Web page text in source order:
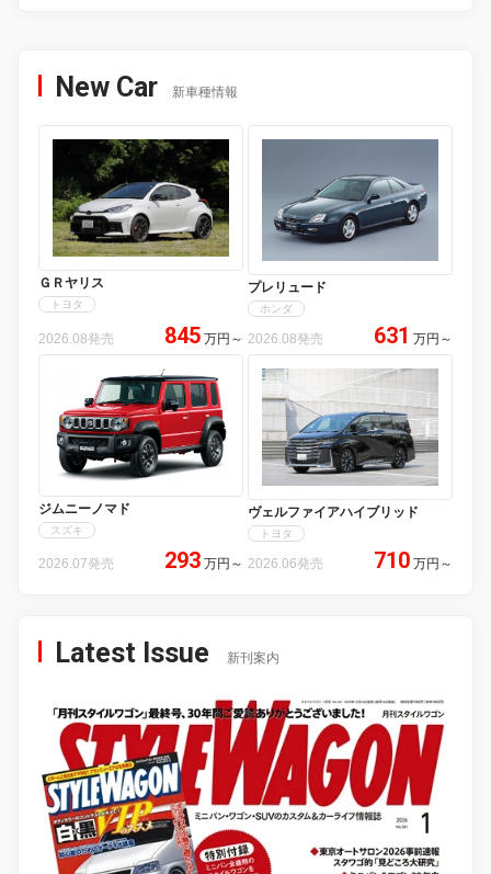
New Car 新車種情報
ＧＲヤリス
トヨタ
2026.08発売 845 万円 ～
プレリュード
ホンダ
2026.08発売 631 万円 ～
ジムニーノマド
スズキ
2026.07発売 293 万円 ～
ヴェルファイアハイブリッド
トヨタ
2026.06発売 710 万円 ～
Latest Issue 新刊案内